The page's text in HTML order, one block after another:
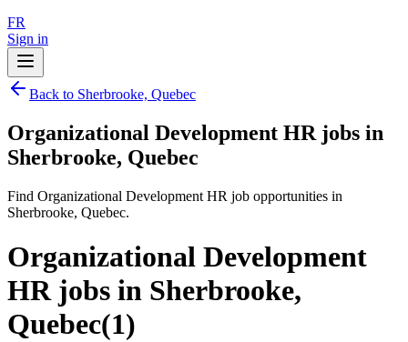
FR
Sign in
Back to Sherbrooke, Quebec
Organizational Development HR jobs in
Sherbrooke, Quebec
Find Organizational Development HR job opportunities in
Sherbrooke, Quebec.
Organizational Development
HR jobs in Sherbrooke,
Quebec(1)